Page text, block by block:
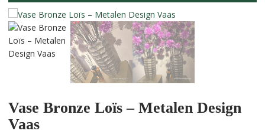
Vase Bronze Loïs – Metalen Design
Vaas